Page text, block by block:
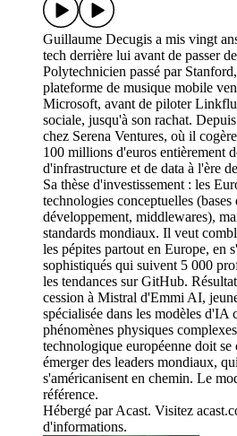
Guillaume Decugis a mis vingt
tech derrière lui avant de passer
Polytechnicien passé par
plateforme de musique mobile
Microsoft, avant de piloter
sociale, jusqu'à son rachat.
chez Serena Ventures, où il
100 millions d'euros entièrement
d'infrastructure et de data à l'ère
Sa thèse d'investissement : les
technologies conceptuelles
développement, middlewares),
standards mondiaux. Il veut
les pépites partout en Europe, en
sophistiqués qui suivent 5 000
les tendances sur GitHub.
cession à Mistral d'Emmi AI,
spécialisée dans les modèles d'IA
phénomènes physiques
technologique européenne doit se
émerger des leaders mondiaux,
s'américanisent en chemin. Le
référence.
Hébergé par Acast. Visitez
d'informations.